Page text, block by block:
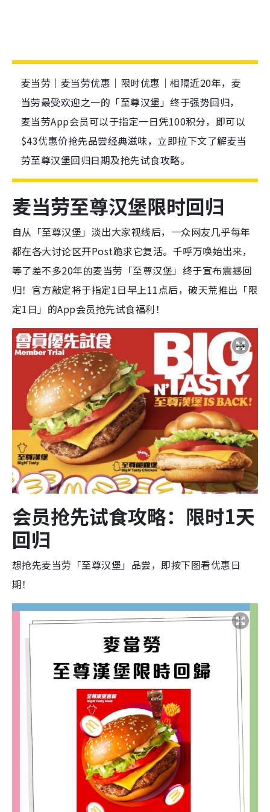
麦当劳｜麦当劳优惠｜限时优惠｜相隔近20年，麦
当劳最受欢迎之一的「至尊汉堡」终于强势回归，
麦当劳App会员可以于指定一日凭100积分，即可以
$43优惠价抢先品尝经典滋味，立即拉下文了解麦当
劳至尊汉堡回归日期及抢先试食攻略。
麦当劳至尊汉堡限时回归
自从「至尊汉堡」淡出大家视线后，一众网友几乎每年
都在各大讨论区开Post跪求它复活。千呼万唤始出来，
等了差不多20年的麦当劳「至尊汉堡」终于宣布震撼回
归！官方敲定将于指定1日早上11点后，破天荒推出「限
定1日」的App会员抢先试食福利！
会员抢先试食攻略：限时1天
回归
想抢先麦当劳「至尊汉堡」品尝，即按下图看优惠日
期！